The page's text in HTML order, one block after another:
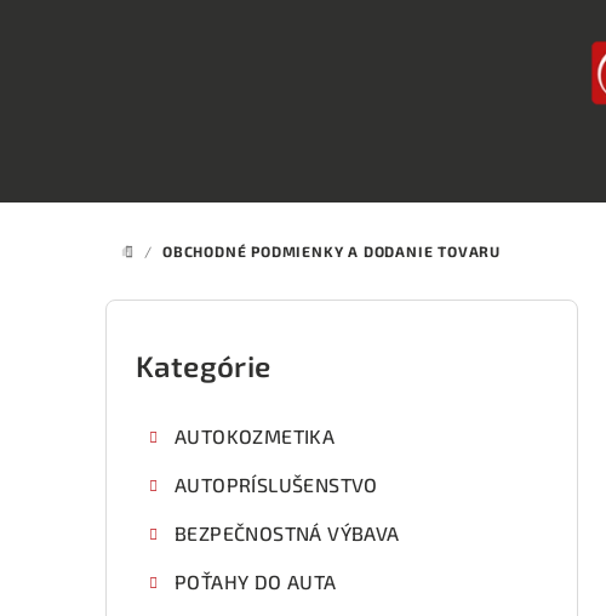
DOMOV
/ OBCHODNÉ PODMIENKY A DODANIE TOVARU
B
Preskočiť
kategórie
Kategórie
AUTOKOZMETIKA
AUTOPRÍSLUŠENSTVO
BEZPEČNOSTNÁ VÝBAVA
POŤAHY DO AUTA